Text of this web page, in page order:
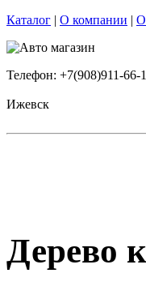
Каталог | О компании |
Телефон: +7(908)911-66-
Ижевск
Дерево